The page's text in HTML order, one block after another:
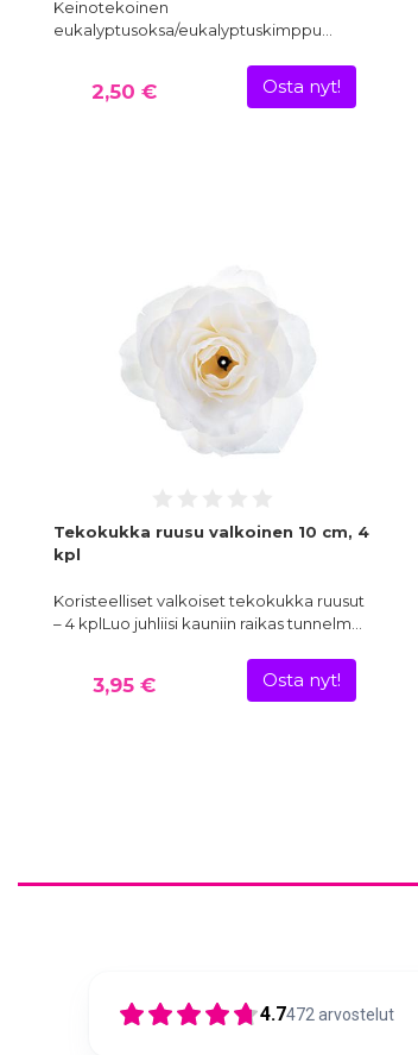
Keinotekoinen
eukalyptusoksa/eukalyptuskimppu…
2,50 € Osta nyt!
Tekokukka ruusu valkoinen 10 cm, 4
kpl
Koristeelliset valkoiset tekokukka ruusut
– 4 kplLuo juhliisi kauniin raikas tunnelm…
3,95 € Osta nyt!
4.7472 arvostelut